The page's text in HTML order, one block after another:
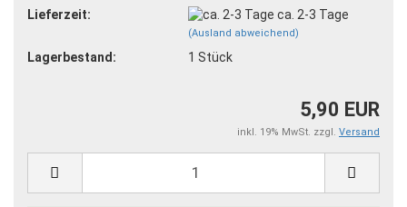
Lieferzeit:
ca. 2-3 Tage
(Ausland abweichend)
Lagerbestand: 1 Stück
5,90 EUR
inkl. 19% MwSt. zzgl. Versand